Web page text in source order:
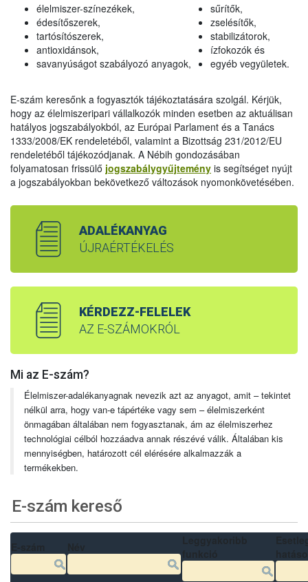
élelmiszer-színezékek,
édesítőszerek,
tartósítószerek,
antioxidánsok,
savanyúságot szabályozó anyagok,
sűrítők,
zselésítők,
stabilizátorok,
ízfokozók és
egyéb vegyületek.
E-szám keresőnk a fogyasztók tájékoztatására szolgál. Kérjük,
hogy az élelmiszeripari vállalkozók minden esetben az aktuálisan
hatályos jogszabályokból, az Európai Parlament és a Tanács
1333/2008/EK rendeletéből, valamint a Bizottság 231/2012/EU
rendeletéből tájékozódjanak. A Nébih gondozásában
folyamatosan frissülő jogszabálygyűjtemény is segítséget nyújt
a jogszabályokban bekövetkező változások nyomonkövetésében.
ADALÉKANYAG
ÚJRAÉRTÉKELÉS
KÉRDEZZ-FELELEK
AZ E-SZÁMOKRÓL
Mi az E-szám?
Élelmiszer-adalékanyagnak nevezik azt az anyagot, amit – tekintet
nélkül arra, hogy van-e tápértéke vagy sem – élelmiszerként
önmagában általában nem fogyasztanak, ám az élelmiszerhez
technológiai célból hozzáadva annak részévé válik. Általában kis
mennyiségben, határozott cél elérésére alkalmazzák a
termékekben.
E-szám kereső